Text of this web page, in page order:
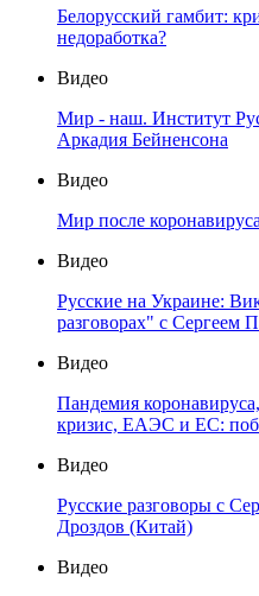
Белорусский гамбит:
недоработка?
Видео
Мир - наш. Институт
Аркадия Бейненсона
Видео
Мир после
Видео
Русские на Украине:
разговорах" с Сергеем
Видео
Пандемия
кризис, ЕАЭС и ЕС:
Видео
Русские разговоры с
Дроздов (Китай)
Видео